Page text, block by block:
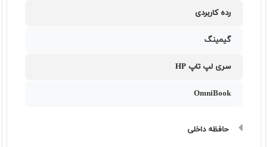
رده کاربردی
گیمینگ
سری لپ تاپ HP
OmniBook
حافظه داخلی